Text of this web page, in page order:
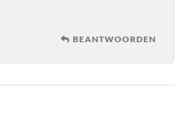
BEANTWOORDEN